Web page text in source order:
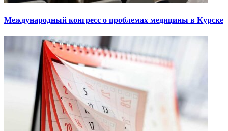
Международный конгресс о проблемах медицины в Курске